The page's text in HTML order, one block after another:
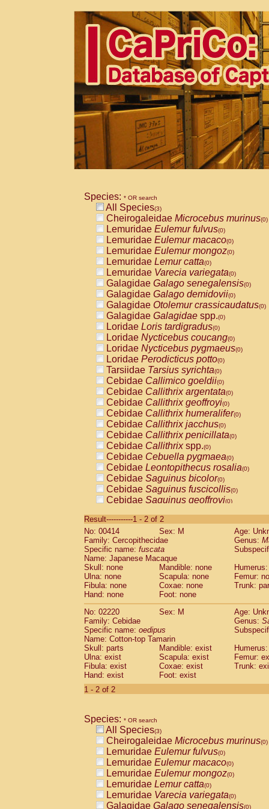
Species: * OR search
All Species(3)
Cheirogaleidae Microcebus murinus(0)
Lemuridae Eulemur fulvus(0)
Lemuridae Eulemur macaco(0)
Lemuridae Eulemur mongoz(0)
Lemuridae Lemur catta(0)
Lemuridae Varecia variegata(0)
Galagidae Galago senegalensis(0)
Galagidae Galago demidovii(0)
Galagidae Otolemur crassicaudatus(0)
Galagidae Galagidae spp.(0)
Loridae Loris tardigradus(0)
Loridae Nycticebus coucang(0)
Loridae Nycticebus pygmaeus(0)
Loridae Perodicticus potto(0)
Tarsiidae Tarsius syrichta(0)
Cebidae Callimico goeldii(0)
Cebidae Callithrix argentata(0)
Cebidae Callithrix geoffroyi(0)
Cebidae Callithrix humeralifer(0)
Cebidae Callithrix jacchus(0)
Cebidae Callithrix penicillata(0)
Cebidae Callithrixspp.(0)
Cebidae Cebuella pygmaea(0)
Cebidae Leontopithecus rosalia(0)
Cebidae Saguinus bicolor(0)
Cebidae Saguinus fuscicollis(0)
Cebidae Saguinus geoffroyi(0)
CebidaeSaguinus labiatus(0)
Cebidae Saguinus leucopus (0)
CebidaeSaguinus midas
CebidaeSaguinus mystax
Cebidae Saguinus nigricollis (0)
Cebidae Saguinus oedipus
Cebidae Saguinus weddelli
Cebidae Saguinusspp.
Cebidae Aotus trivirgatus
Cebidae
CebidaeCebus apella
Cebidae Cebus capucinus
Cebidae Cebus nigrivittatus
Cebidae Cebusspp.(0)
Cebidae Saimiri boliviensis
CebidaeSaimiri sciureus(0)
AtelidaeAlouatta caraya(0)
Atelidae Alouatta seniculus
AtelidaeAlouatta
AtelidaeAteles belzebuth(0)
AtelidaeAteles geoffroyi(0)
AtelidaeAteles paniscus(0)
AtelidaeAtelesspp. (0)
AtelidaeLagothrix lagothricha
AtelidaeLagothrix lagothricha cana
PitheciidaeCacajao calvus
Result-----------1 - 2 of 2
No: 00414
Sex: M
Age:
Family: Cercopithecidae
Genus:
Specific name: fuscata
Name: Japanese Macaque
Skull: none
Mandible: none
Ulna: none
Scapula: none
Femur:
Fibula: none
Coxae: none
Trunk:
Hand: none
Foot: none
No: 02220
Sex: M
Age:
Family: Cebidae
Genus:
Specific name: oedipus
Name: Cotton-top Tamarin
Skull: parts
Mandible: exist
Ulna: exist
Scapula: exist
Femur:
Fibula: exist
Coxae: exist
Trunk:
Hand: exist
Foot: exist
1 - 2 of 2
Species: * OR search
All Species(3)
Cheirogaleidae Microcebus murinus(0)
Lemuridae Eulemur fulvus(0)
Lemuridae Eulemur macaco(0)
Lemuridae Eulemur mongoz(0)
Lemuridae Lemur catta(0)
Lemuridae Varecia variegata(0)
Galagidae Galago senegalensis(0)